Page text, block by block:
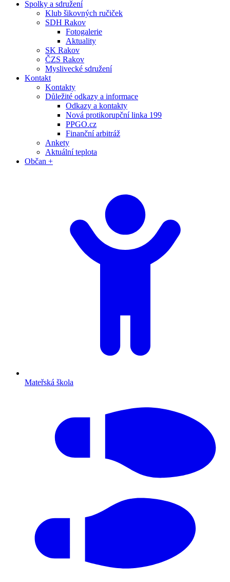
Spolky a sdružení
Klub šikovných ručiček
SDH Rakov
Fotogalerie
Aktuality
SK Rakov
ČZS Rakov
Myslivecké sdružení
Kontakt
Kontakty
Důležité odkazy a informace
Odkazy a kontakty
Nová protikorupční linka 199
PPGO.cz
Finanční arbitráž
Ankety
Aktuální teplota
Občan +
Mateřská škola